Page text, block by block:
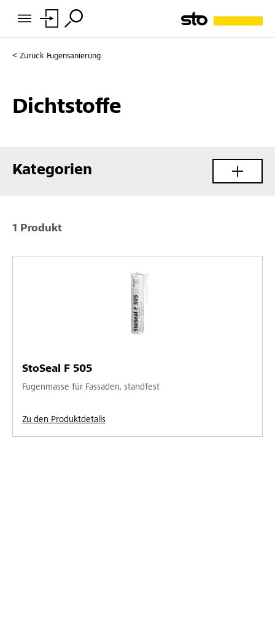
Zurück Fugensanierung
Dichtstoffe
Kategorien
1 Produkt
StoSeal F 505
Fugenmasse für Fassaden, standfest
Zu den Produktdetails